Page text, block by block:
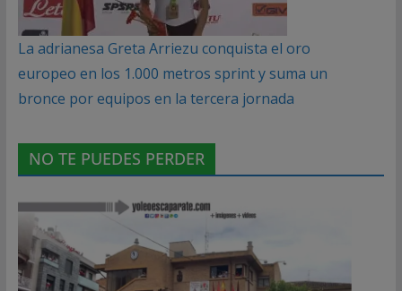
La adrianesa Greta Arriezu conquista el oro
europeo en los 1.000 metros sprint y suma un
bronce por equipos en la tercera jornada
NO TE PUEDES PERDER